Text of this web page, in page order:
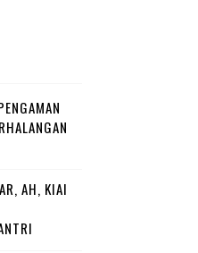
AH, KIAI